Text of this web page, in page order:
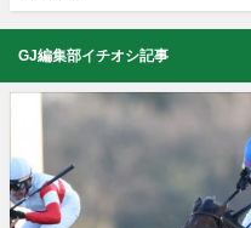
GJ編集部イチオシ記事